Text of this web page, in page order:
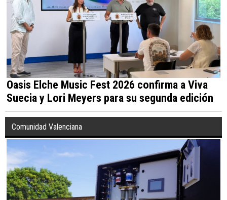
Oasis Elche Music Fest 2026 confirma a Viva
Suecia y Lori Meyers para su segunda edición